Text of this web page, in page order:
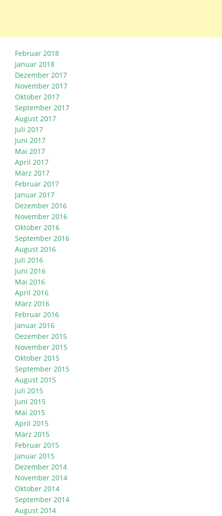
Februar 2018
Januar 2018
Dezember 2017
November 2017
Oktober 2017
September 2017
August 2017
Juli 2017
Juni 2017
Mai 2017
April 2017
März 2017
Februar 2017
Januar 2017
Dezember 2016
November 2016
Oktober 2016
September 2016
August 2016
Juli 2016
Juni 2016
Mai 2016
April 2016
März 2016
Februar 2016
Januar 2016
Dezember 2015
November 2015
Oktober 2015
September 2015
August 2015
Juli 2015
Juni 2015
Mai 2015
April 2015
März 2015
Februar 2015
Januar 2015
Dezember 2014
November 2014
Oktober 2014
September 2014
August 2014